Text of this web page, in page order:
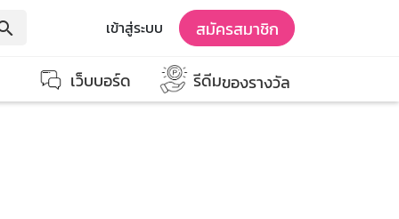
เข้าสู่ระบบ สมัครสมาชิก
เว็บบอร์ด รีดีมของรางวัล